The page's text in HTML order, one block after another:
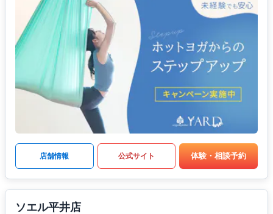
店舗情報 公式サイト 体験・相談予約
ソエル平井店